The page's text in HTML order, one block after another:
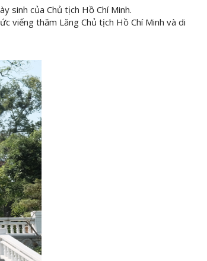
sinh của Chủ tịch Hồ Chí Minh.
viếng thăm Lăng Chủ tịch Hồ Chí Minh và di